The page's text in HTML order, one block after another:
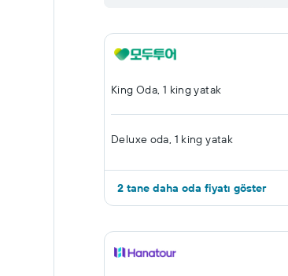
King Oda, 1 king yatak
Deluxe oda, 1 king yatak
2 tane daha oda fiyatı göster